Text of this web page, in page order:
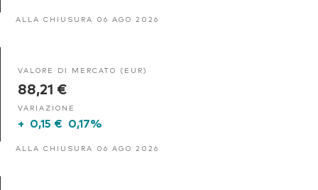
ALLA CHIUSURA 06 AGO 2026
VALORE DI MERCATO (EUR)
88,21 €
VARIAZIONE
+ 0,15 € 0,17%
ALLA CHIUSURA 06 AGO 2026